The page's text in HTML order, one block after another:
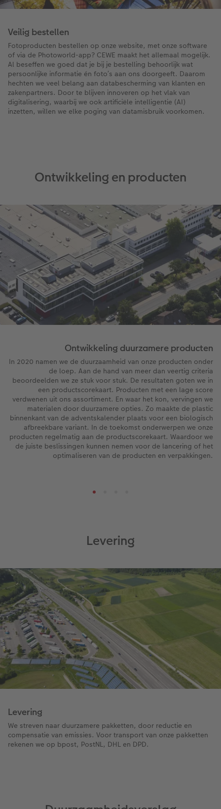
Veilig bestellen
Fotoproducten bestellen op onze website, met onze software
of via de Photoworld-app? CEWE maakt het allemaal mogelijk.
Al beseffen we goed dat je bij je bestelling behoorlijk wat
persoonlijke informatie én foto’s aan ons doorgeeft. Daarom
hechten we veel belang aan databescherming van klanten en
zakenpartners. Door te blijven innoveren op het vlak van
digitalisering, waarbij we ook artificiële intelligentie (AI)
inzetten, willen we elke poging van datamisbruik voorkomen.
Ontwikkeling en producten
Ontwikkeling duurzamere producten
In 2020 namen we de duurzaamheid van onze producten onder
de loep. Aan de hand van meer dan veertig criteria
beoordeelden we ze stuk voor stuk. De resultaten goten we in
een productscorekaart. Producten met een lage score
verdwenen uit ons assortiment. En waar het kon, vervingen we
materialen door duurzamere opties. Zo maakte de plastic
binnenkant van de adventskalender plaats voor een biologisch
afbreekbare variant. In de toekomst onderwerpen we onze
producten regelmatig aan de productscorekaart. Waardoor we
de juiste beslissingen kunnen nemen voor de lancering of het
optimaliseren van de producten en verpakkingen.
Levering
Levering
We streven naar duurzamere pakketten, door reductie en
compensatie van emissies. Voor transport van onze pakketten
rekenen we op bpost, PostNL, DHL en DPD.